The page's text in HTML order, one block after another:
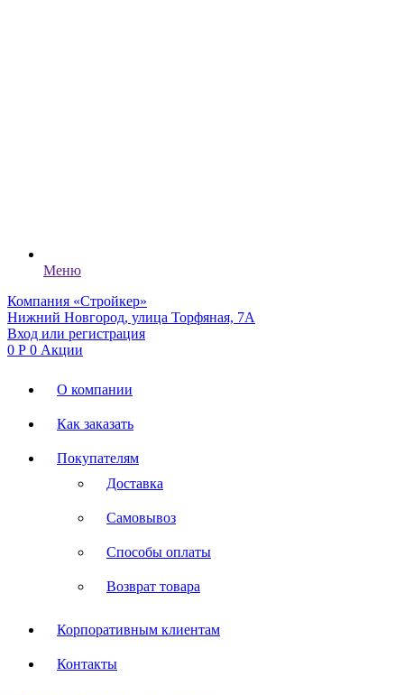
Меню
Компания «Стройкер»
Нижний Новгород, улица Торфяная, 7А
Вход или регистрация
0 Р 0 Акции
О компании
Как заказать
Покупателям
Доставка
Самовывоз
Способы оплаты
Возврат товара
Корпоративным клиентам
Контакты